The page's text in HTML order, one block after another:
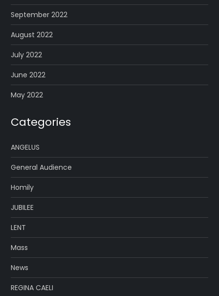
September 2022
August 2022
July 2022
June 2022
May 2022
Categories
ANGELUS
General Audience
Homily
JUBILEE
LENT
Mass
News
REGINA CAELI